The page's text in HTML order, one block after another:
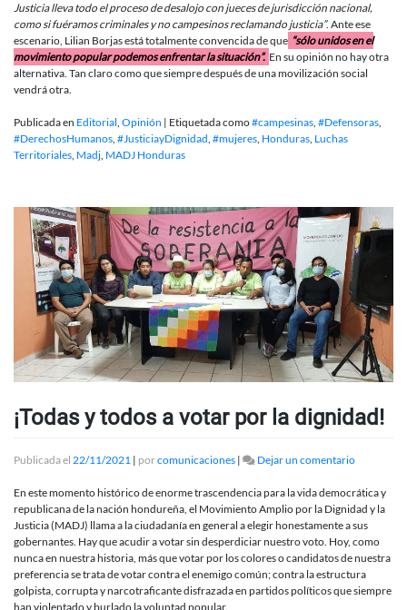
Justicia lleva todo el proceso de desalojo con jueces de jurisdicción nacional,
como si fuéramos criminales y no campesinos reclamando justicia”. Ante ese
escenario, Lilian Borjas está totalmente convencida de que “sólo unidos en el
movimiento popular podemos enfrentar la situación”. En su opinión no hay otra
alternativa. Tan claro como que siempre después de una movilización social
vendrá otra.
Publicada en Editorial, Opinión | Etiquetada como#campesinas, #Defensoras,
#DerechosHumanos, #JusticiayDignidad, #mujeres, Honduras, Luchas
Territoriales, Madj, MADJ Honduras
¡Todas y todos a votar por la dignidad!
Publicada el 22/11/2021 | porcomunicaciones | Dejar un comentarioen
y
todos
a
votar
por
la
dignidad!
En este momento histórico de enorme trascendencia para la vida democrática y
republicana de la nación hondureña, el Movimiento Amplio por la Dignidad y la
Justicia (MADJ) llama a la ciudadanía en general a elegir honestamente a sus
gobernantes. Hay que acudir a votar sin desperdiciar nuestro voto. Hoy, como
nunca en nuestra historia, más que votar por los colores o candidatos de nuestra
preferencia se trata de votar contra el enemigo común; contra la estructura
golpista, corrupta y narcotraficante disfrazada en partidos políticos que siempre
han violentado y burlado la voluntad popular.